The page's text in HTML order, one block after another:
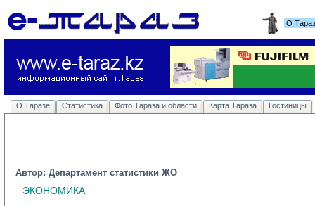
О
О Таразе Статистика Фото Тараза и области Карта Тараза Гостиницы
Автор: Департамент статистики ЖО
ЭКОНОМИКА